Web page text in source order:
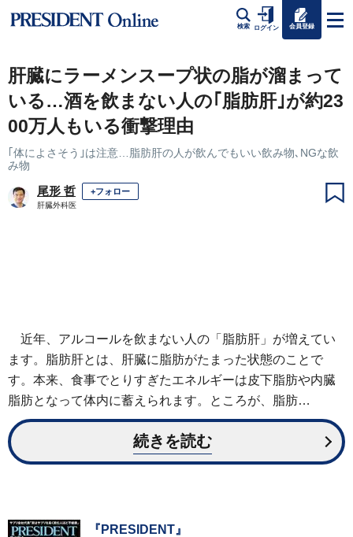
検索 ログイン 会員登録
肝臓にラーメンスープ状の脂が溜まって
いる…酒を飲まない人の｢脂肪肝｣が約23
00万人もいる衝撃理由
｢体によさそう｣は注意…脂肪肝の人が飲んでもいい飲み物､NGな飲
み物
尾形 哲 +フォロー
肝臓外科医
近年、アルコールを飲まない人の「脂肪肝」が増えてい
ます。脂肪肝とは、肝臓に脂肪がたまった状態のことで
す。本来、食事でとりすぎたエネルギーは皮下脂肪や内臓
脂肪となって体内に蓄えられます。ところが、脂肪…
続きを読む
『PRESIDENT』